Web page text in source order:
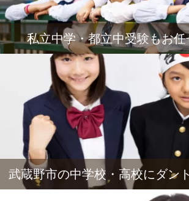
私立中学・都立中受験もお任
武蔵野市の中学校・高校にダン